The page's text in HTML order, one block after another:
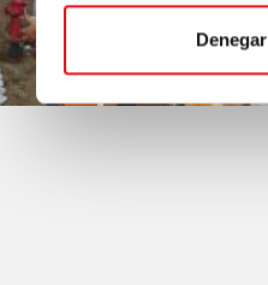
Denegar